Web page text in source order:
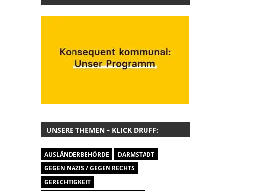
UNSERE THEMEN – KLICK DRUFF:
AUSLÄNDERBEHÖRDE
DARMSTADT
GEGEN NAZIS / GEGEN RECHTS
GERECHTIGKEIT